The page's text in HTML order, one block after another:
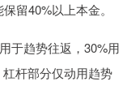
留40%以上本金。
于趋势往返，30%用
杆部分仅动用趋势